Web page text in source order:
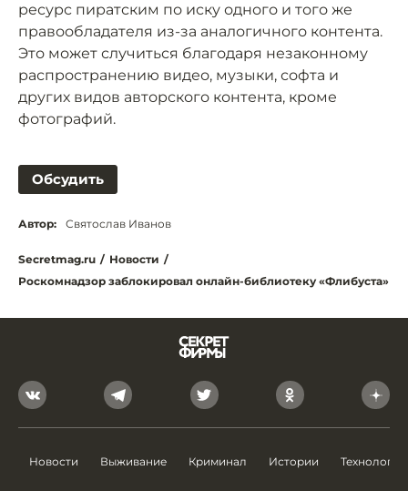
ресурс пиратским по иску одного и того же
правообладателя из-за аналогичного контента.
Это может случиться благодаря незаконному
распространению видео, музыки, софта и
других видов авторского контента, кроме
фотографий.
Обсудить
Автор: Святослав Иванов
Secretmag.ru / Новости /
Роскомнадзор заблокировал онлайн-библиотеку «Флибуста»
Новости Выживание Криминал Истории Технологии